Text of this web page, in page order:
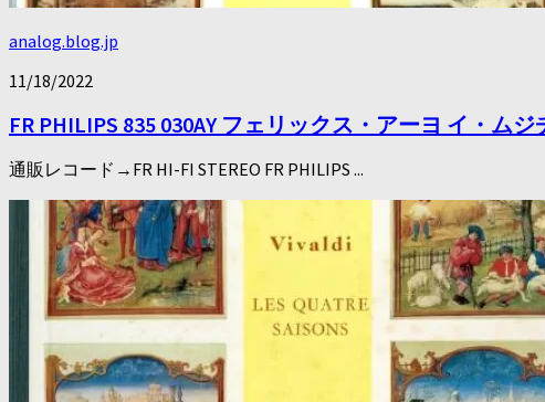
analog.blog.jp
11/18/2022
FR PHILIPS 835 030AY フェリックス・アーヨ イ・ム
通販レコード→FR HI-FI STEREO FR PHILIPS ...